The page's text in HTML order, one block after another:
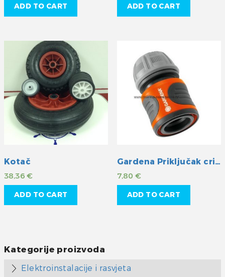
ADD TO CART ADD TO CART
Kotač
38,36€
ADD TO CART
Gardena Priključak crijeva 1/2″
7,80 €
ADD TO CART
Kategorije proizvoda
Elektroinstalacije i rasvjeta